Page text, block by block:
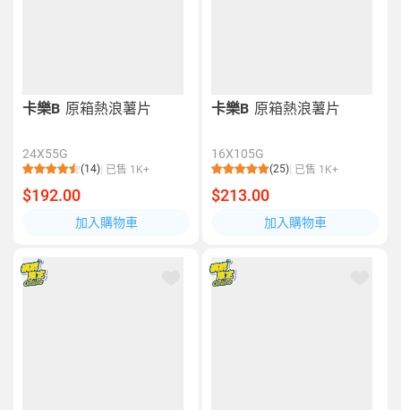
卡樂B 原箱熱浪薯片
24X55G
(14) 已售 1K+
$192.00
加入購物車
卡樂B 原箱熱浪薯片
16X105G
(25) 已售 1K+
$213.00
加入購物車